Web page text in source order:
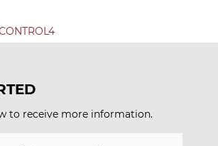
to receive more information.